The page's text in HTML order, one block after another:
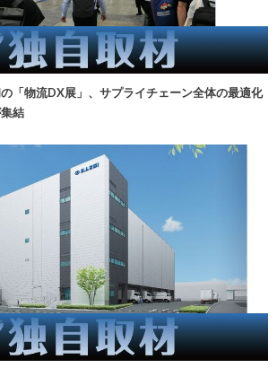
の「物流DX展」、サプライチェーン全体の最適化
結